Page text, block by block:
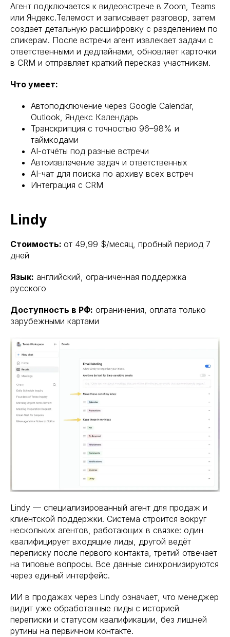
Агент подключается к видеовстрече в Zoom, Teams
или Яндекс.Телемост и записывает разговор, затем
создает детальную расшифровку с разделением по
спикерам. После встречи агент извлекает задачи с
ответственными и дедлайнами, обновляет карточки
в CRM и отправляет краткий пересказ участникам.
Что умеет:
Автоподключение через Google Calendar,
Outlook, Яндекс Календарь
Транскрипция с точностью 96–98% и
таймкодами
AI-отчёты под разные встречи
Автоизвлечение задач и ответственных
AI-чат для поиска по архиву всех встреч
Интеграция с CRM
Lindy
Стоимость: от 49,99 $/месяц, пробный период 7
дней
Язык: английский, ограниченная поддержка
русского
Доступность в РФ: ограничения, оплата только
зарубежными картами
Lindy — специализированный агент для продаж и
клиентской поддержки. Система строится вокруг
нескольких агентов, работающих в связке: один
квалифицирует входящие лиды, другой ведёт
переписку после первого контакта, третий отвечает
на типовые вопросы. Все данные синхронизируются
через единый интерфейс.
ИИ в продажах через Lindy означает, что менеджер
видит уже обработанные лиды с историей
переписки и статусом квалификации, без лишней
рутины на первичном контакте.